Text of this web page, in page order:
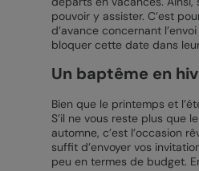
pouvoir y assister. C’est
d’avance concernant
bloquer cette date dans
Un baptême en
Bien que le printemps et
S’il ne vous reste plus que
automne, c’est l’occasion
suffit d’envoyer vos
peu en termes de budget.